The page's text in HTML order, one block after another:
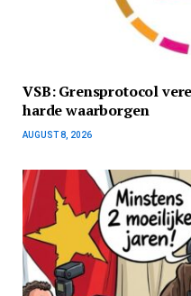
VSB: Grensprotocol
harde waarborgen
AUGUST 8, 2026